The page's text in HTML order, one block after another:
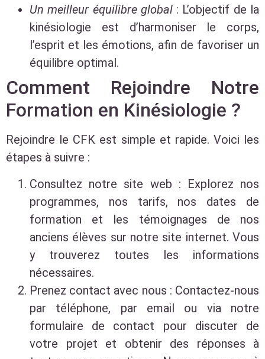
Un meilleur équilibre global: L’objectif de la
kinésiologie est d’harmoniser le corps,
l’esprit et les émotions, afin de favoriser un
équilibre optimal.
Comment Rejoindre Notre
Formation en Kinésiologie ?
Rejoindre le CFK est simple et rapide. Voici les
étapes à suivre :
Consultez notre site web : Explorez nos
programmes, nos tarifs, nos dates de
formation et les témoignages de nos
anciens élèves sur notre site internet. Vous
y trouverez toutes les informations
nécessaires.
Prenez contact avec nous : Contactez-nous
par téléphone, par email ou via notre
formulaire de contact pour discuter de
votre projet et obtenir des réponses à